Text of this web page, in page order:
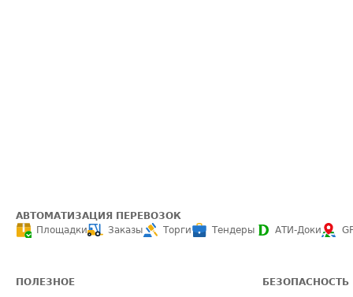
АВТОМАТИЗАЦИЯ ПЕРЕВОЗОК
Площадки
Заказы Торги Тендеры АТИ-Доки
ПОЛЕЗНОЕ БЕЗОПАСНОСТЬ